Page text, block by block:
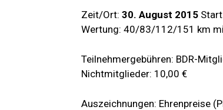
Zeit/Ort: 30. August 2015
Wertung: 40/83/112/151 km
Teilnehmergebühren: BDR-
Nichtmitglieder: 10,00 €
Auszeichnungen: Ehrenpreise